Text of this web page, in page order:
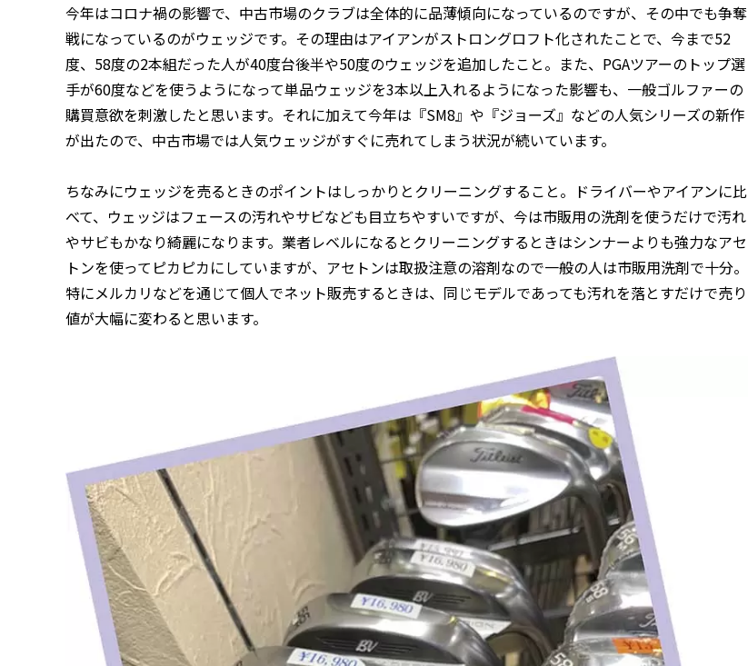
今年はコロナ禍の影響で、中古市場のクラブは全体的に品薄傾向になっているのですが、その中でも争奪
戦になっているのがウェッジです。その理由はアイアンがストロングロフト化されたことで、今まで52
度、58度の2本組だった人が40度台後半や50度のウェッジを追加したこと。また、PGAツアーのトップ選
手が60度などを使うようになって単品ウェッジを3本以上入れるようになった影響も、一般ゴルファーの
購買意欲を刺激したと思います。それに加えて今年は『SM8』や『ジョーズ』などの人気シリーズの新作
が出たので、中古市場では人気ウェッジがすぐに売れてしまう状況が続いています。
ちなみにウェッジを売るときのポイントはしっかりとクリーニングすること。ドライバーやアイアンに比
べて、ウェッジはフェースの汚れやサビなども目立ちやすいですが、今は市販用の洗剤を使うだけで汚れ
やサビもかなり綺麗になります。業者レベルになるとクリーニングするときはシンナーよりも強力なアセ
トンを使ってピカピカにしていますが、アセトンは取扱注意の溶剤なので一般の人は市販用洗剤で十分。
特にメルカリなどを通じて個人でネット販売するときは、同じモデルであっても汚れを落とすだけで売り
値が大幅に変わると思います。